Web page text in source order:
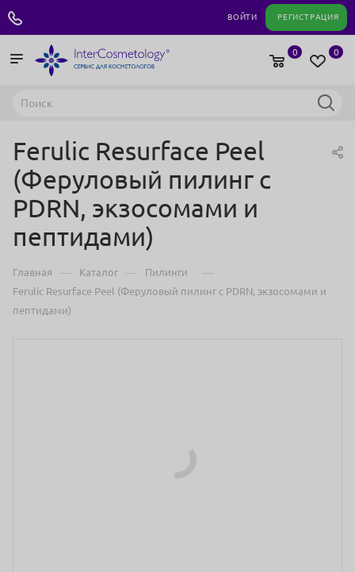
ВОЙТИ РЕГИСТРАЦИЯ
0
0
Ferulic Resurface Peel
(Феруловый пилинг с
PDRN, экзосомами и
пептидами)
Главная — Каталог — Пилинги —
Ferulic Resurface Peel (Феруловый пилинг с PDRN, экзосомами и
пептидами)